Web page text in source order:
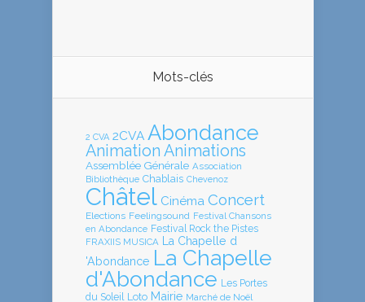
Mots-clés
2 CVA 2CVA Abondance
Animation Animations
Assemblée Générale Association
Bibliothèque Chablais Chevenoz
Châtel Cinéma Concert
Elections Feelingsound Festival Chansons
en Abondance Festival Rock the Pistes
FRAXIIS MUSICA La Chapelle d
'Abondance La Chapelle
d'Abondance Les Portes
du Soleil
Loto Mairie Marché de Noël